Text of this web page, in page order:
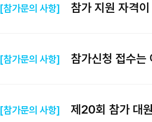
[참가문의 사항] 참가 지원 자격
[참가문의 사항] 참가신청 접수는
[참가문의 사항] 제20회 참가 대